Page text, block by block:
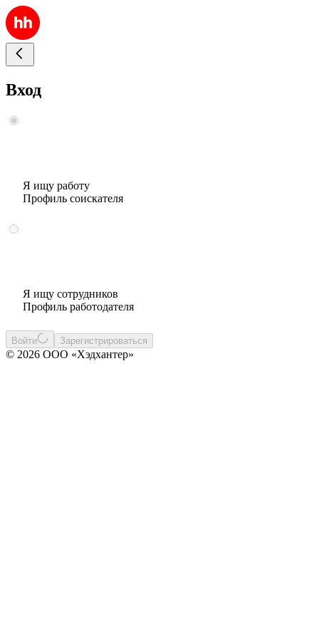
Вход
Я ищу работу
Профиль соискателя
Я ищу сотрудников
Профиль работодателя
Войти Зарегистрироваться
© 2026 ООО «Хэдхантер»